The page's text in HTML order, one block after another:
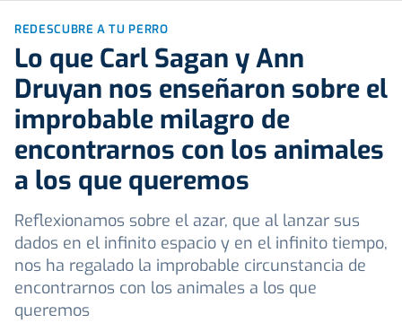
REDESCUBRE A TU PERRO
Lo que Carl Sagan y Ann
Druyan nos enseñaron sobre el
improbable milagro de
encontrarnos con los animales
a los que queremos
Reflexionamos sobre el azar, que al lanzar sus
dados en el infinito espacio y en el infinito tiempo,
nos ha regalado la improbable circunstancia de
encontrarnos con los animales a los que
queremos